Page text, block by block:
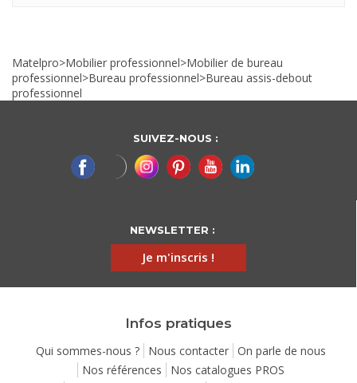
Matelpro>Mobilier professionnel>Mobilier de bureau
professionnel>Bureau professionnel>Bureau assis-debout
professionnel
SUIVEZ-NOUS :
NEWSLETTER :
Je m'inscris !
Infos pratiques
Qui sommes-nous ? Nous contacter
On parle de nous
Nos références
Nos catalogues PROS